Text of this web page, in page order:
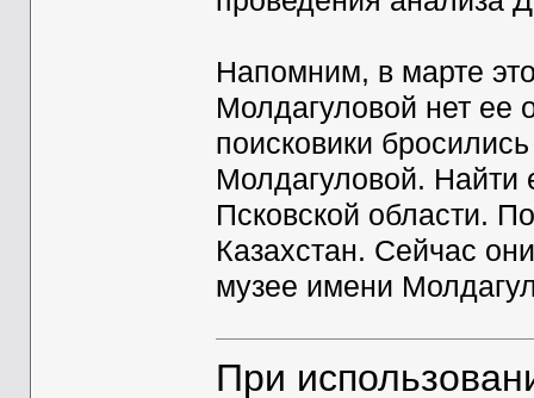
Напомним, в марте
Молдагуловой нет ее
поисковики
Молдагуловой. Найти
Псковской области.
Казахстан. Сейчас
музее имени
При